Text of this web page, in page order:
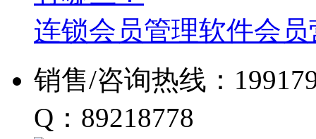
连锁会员管理软件会
销售/咨询热线：
Q：89218778